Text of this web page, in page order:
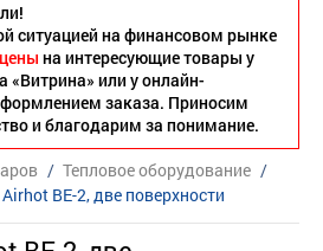
ситуацией на финансовом рынке
на интересующие товары у
или у онлайн-
заказа. Приносим
и благодарим за понимание.
/ Тепловое оборудование /
BE-2, две поверхности